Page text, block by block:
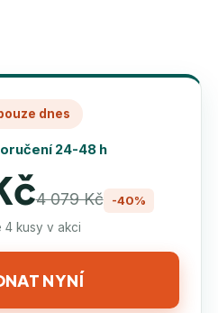
dnes
24-48 h
4 079 Kč
-40%
4 kusy v akci
NYNÍ